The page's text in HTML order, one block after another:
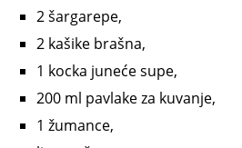
2 šargarepe,
2 kašike brašna,
1 kocka juneće supe,
200 ml pavlake za kuvanje,
1 žumance,